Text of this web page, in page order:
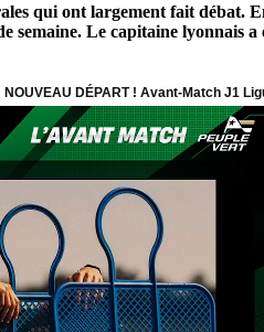
qui ont largement fait débat.
Le capitaine lyonnais